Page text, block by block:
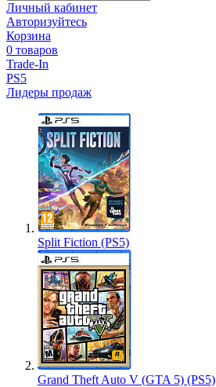
Личный кабинет
Авторизуйтесь
Корзина
0 товаров
Trade-In
PS5
Лидеры продаж
Split Fiction (PS5)
Grand Theft Auto V (GTA 5) (PS5)